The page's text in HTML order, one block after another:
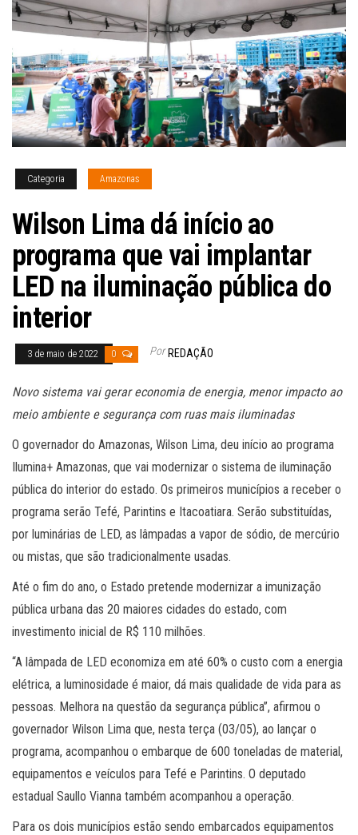
Categoria Amazonas
Wilson Lima dá início ao
programa que vai implantar
LED na iluminação pública do
interior
3 de maio de 2022 0 Por REDAÇÃO
Novo sistema vai gerar economia de energia, menor impacto ao
meio ambiente e segurança com ruas mais iluminadas
O governador do Amazonas, Wilson Lima, deu início ao programa
Ilumina+ Amazonas, que vai modernizar o sistema de iluminação
pública do interior do estado. Os primeiros municípios a receber o
programa serão Tefé, Parintins e Itacoatiara. Serão substituídas,
por luminárias de LED, as lâmpadas a vapor de sódio, de mercúrio
ou mistas, que são tradicionalmente usadas.
Até o fim do ano, o Estado pretende modernizar a imunização
pública urbana das 20 maiores cidades do estado, com
investimento inicial de R$ 110 milhões.
“A lâmpada de LED economiza em até 60% o custo com a energia
elétrica, a luminosidade é maior, dá mais qualidade de vida para as
pessoas. Melhora na questão da segurança pública”, afirmou o
governador Wilson Lima que, nesta terça (03/05), ao lançar o
programa, acompanhou o embarque de 600 toneladas de material,
equipamentos e veículos para Tefé e Parintins. O deputado
estadual Saullo Vianna também acompanhou a operação.
Para os dois municípios estão sendo embarcados equipamentos